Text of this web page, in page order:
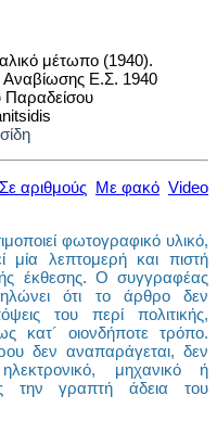
Σε αριθμούς Με φακό Video
φωτογραφικό υλικό,
μία λεπτομερή και πιστή
έκθεσης. Ο συγγραφέας
ότι το άρθρο δεν
του περί πολιτικής,
κατ´ οιονδήποτε τρόπο.
δεν αναπαράγεται, δεν
μηχανικό ή
την γραπτή άδεια του